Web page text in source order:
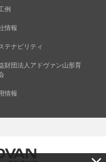
例
情報
テナビリティ
財団法人アドヴァン山形育
情報